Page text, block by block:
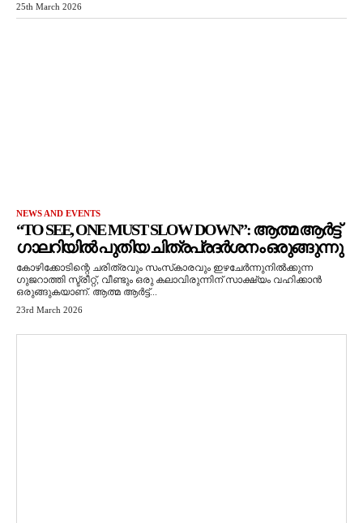
25th March 2026
NEWS AND EVENTS
“TO SEE, ONE MUST SLOW DOWN”: ആത്മ ആർട്ട്
ഗാലറിയിൽ പുതിയ ചിത്രപ്രദർശനം ഒരുങ്ങുന്നു
കോഴിക്കോടിന്റെ ചരിത്രവും സംസ്‌കാരവും ഇഴചേർന്നുനിൽക്കുന്ന
ഗുജറാത്തി സ്ട്രീറ്റ്, വീണ്ടും ഒരു കലാവിരുന്നിന് സാക്ഷ്യം വഹിക്കാൻ
ഒരുങ്ങുകയാണ്. ആത്മ ആർട്ട്...
23rd March 2026